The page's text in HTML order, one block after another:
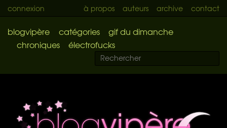
connexion à propos auteurs archive contact
blogvipère catégories
gif du dimanche
chroniques
électrofucks